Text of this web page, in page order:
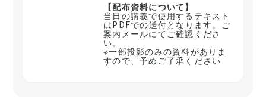
【配布資料について】
当日の講義で使用するテキスト
はPDFでの送付となります。ご
案内メールにてご確認くださ
い。
※一部投影のみの資料がありま
すので、予めご了承ください